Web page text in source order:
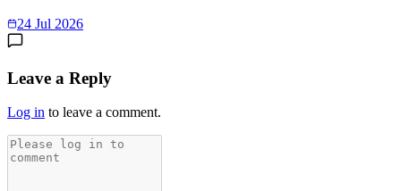
24 Jul 2026
Leave a Reply
Log in to leave a comment.